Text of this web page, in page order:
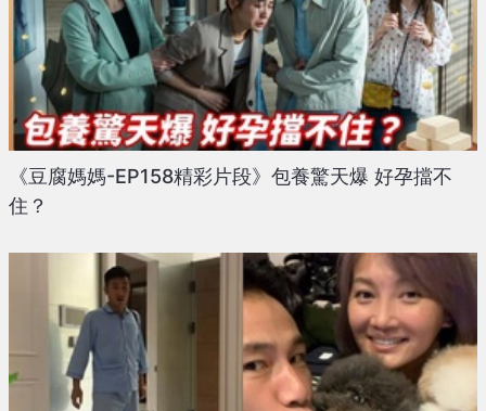
《豆腐媽媽-EP158精彩片段》包養驚天爆 好孕擋不
住？